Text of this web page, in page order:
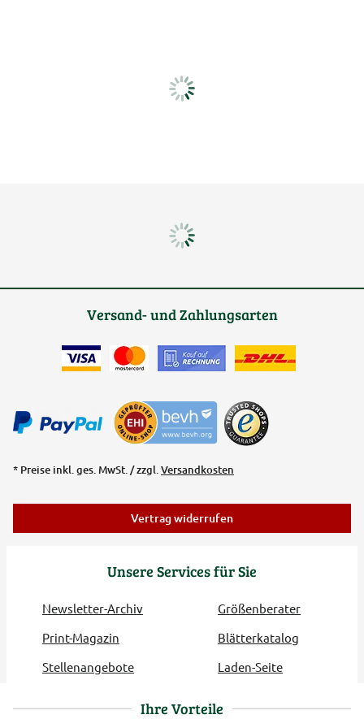
Unsere Services für Sie
Newsletter-Archiv
Größenberater
Print-Magazin
Blätterkatalog
Stellenangebote
Laden-Seite
Versand- und Zahlungsarten
* Preise inkl. ges. MwSt. / zzgl.Versandkosten
Vertrag widerrufen
Ihre Vorteile